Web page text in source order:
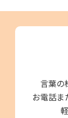
言葉の
お電話ま